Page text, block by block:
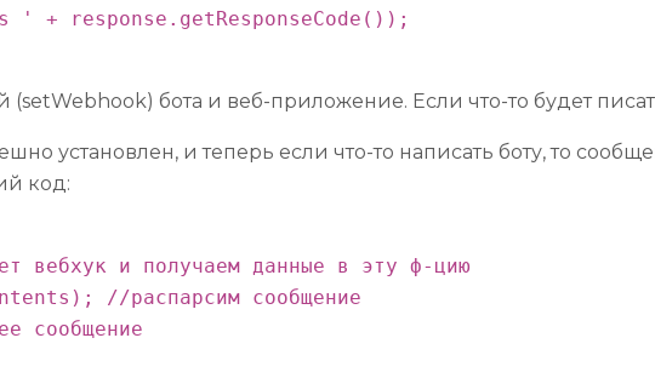
' + response.getResponseCode());
бота и веб-приложение. Если что-то будет
установлен, и теперь если что-то написать боту, то
код:
вебхук и получаем данные в эту ф-цию
//распарсим сообщение
сообщение